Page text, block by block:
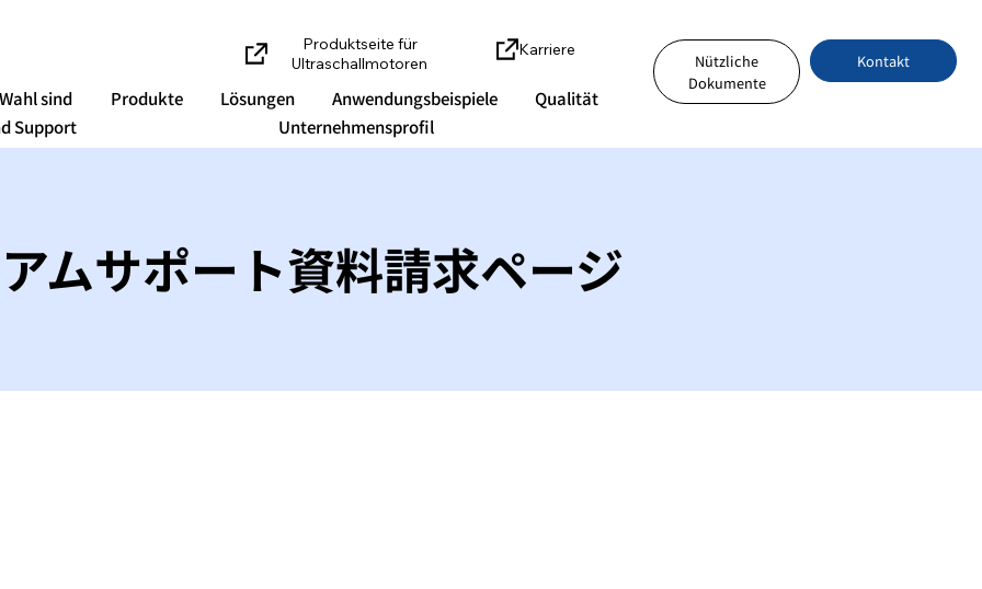
sind Produkte Lösungen Anwendungsbeispiele
Qualität
Support
Unternehmensprofil
Produktseite für
Ultraschallmotoren
Karriere
Nützliche
Dokumente
Kontakt
ムサポート資料請求ページ